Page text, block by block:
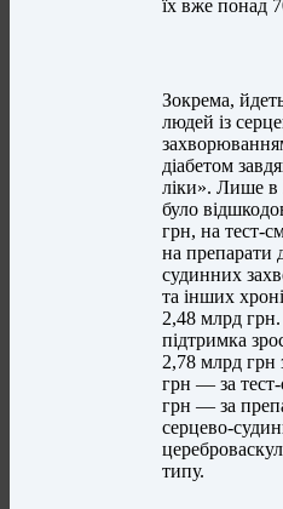
їх вже понад
Зокрема,
людей із
діабетом
ліки». Лише в
було
грн, на тест-
на препарати
судинних
та інших
2,48 млрд
підтримка
2,78 млрд грн
грн — за
грн — за
серцево-
типу.